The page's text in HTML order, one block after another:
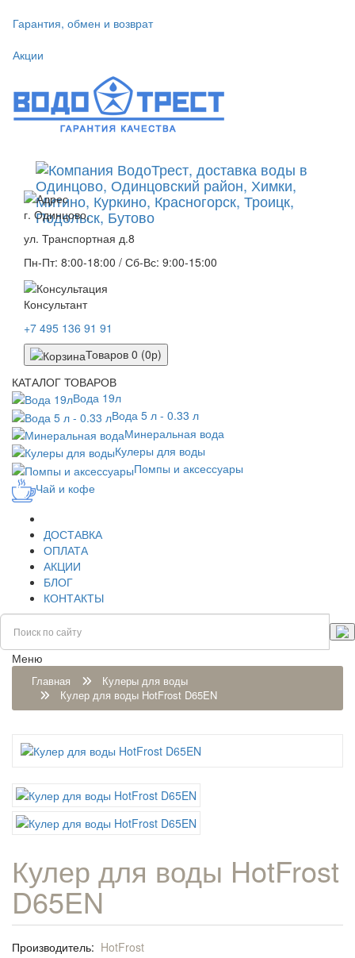
Гарантия, обмен и возврат
Акции
г. Одинцово,
ул. Транспортная д.8
Пн-Пт: 8:00-18:00 / Сб-Вс: 9:00-15:00
Консультант
+7 495 136 91 91
Товаров 0 (0р)
КАТАЛОГ ТОВАРОВ
Вода 19л
Вода 5 л - 0.33 л
Минеральная вода
Кулеры для воды
Помпы и аксессуары
Чай и кофе
ДОСТАВКА
ОПЛАТА
АКЦИИ
БЛОГ
КОНТАКТЫ
Меню
Главная
Кулеры для воды
Кулер для воды HotFrost D65EN
Кулер для воды HotFrost
D65EN
Производитель: HotFrost